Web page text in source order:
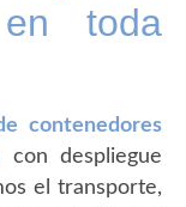
toda
contenedores
con despliegue
el transporte,